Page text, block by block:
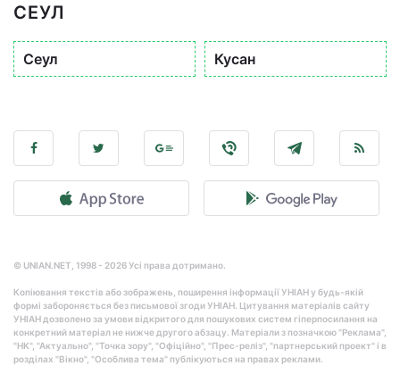
СЕУЛ
Сеул Кусан
© UNIAN.NET, 1998 - 2026 Усі права дотримано.
Копіювання текстів або зображень, поширення інформації УНІАН у будь-якій
формі забороняється без письмової згоди УНІАН. Цитування матеріалів сайту
УНІАН дозволено за умови відкритого для пошукових систем гіперпосилання на
конкретний матеріал не нижче другого абзацу. Матеріали з позначкою "Реклама",
"НК", "Актуально", "Точка зору", "Офіційно", "Прес-реліз", "партнерський проект" і в
розділах "Вікно", "Особлива тема" публікуються на правах реклами.